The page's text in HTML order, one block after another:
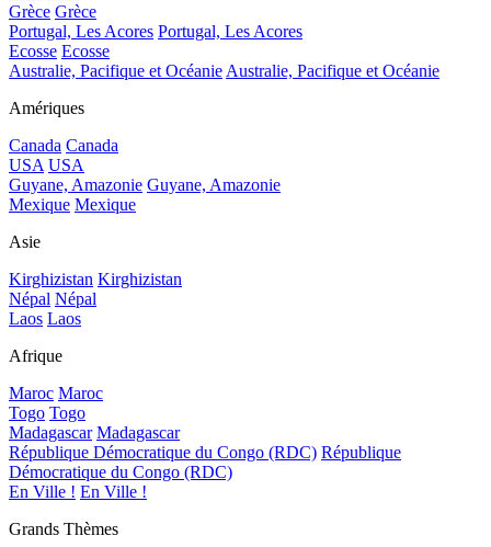
Grèce Grèce
Portugal, Les Acores Portugal, Les Acores
Ecosse Ecosse
Australie, Pacifique et OcéanieAustralie, Pacifique et Océanie
Amériques
Canada Canada
USA USA
Guyane, Amazonie Guyane, Amazonie
Mexique Mexique
Asie
Kirghizistan Kirghizistan
Népal Népal
Laos Laos
Afrique
Maroc Maroc
Togo Togo
Madagascar Madagascar
République Démocratique du Congo (RDC) République
Démocratique du Congo (RDC)
En Ville ! En Ville !
Grands Thèmes